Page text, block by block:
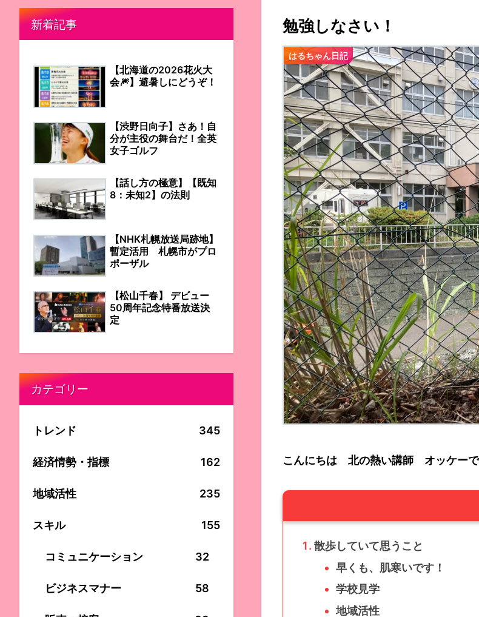
勉強しなさい！
はるちゃん日記
こんにちは 北の熱い講師 オッケーで
散歩していて思うこと
早くも、肌寒いです！
学校見学
地域活性
新着記事
【北海道の2026花火大
会🎆】避暑しにどうぞ！
【渋野日向子】さあ！自
分が主役の舞台だ！全英
女子ゴルフ
【話し方の極意】【既知
8：未知2】の法則
【NHK札幌放送局跡地】
暫定活用 札幌市がプロ
ポーザル
【松山千春】 デビュー
50周年記念特番放送決
定
カテゴリー
トレンド 345
経済情勢・指標 162
地域活性 235
スキル 155
コミュニケーション 32
ビジネスマナー 58